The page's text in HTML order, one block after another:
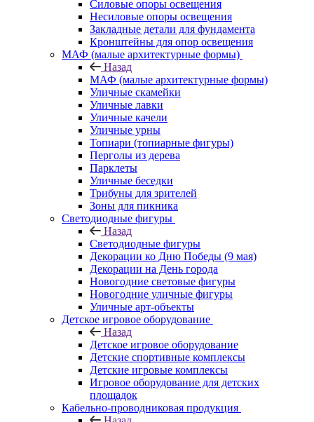
Силовые опоры освещения
Несиловые опоры освещения
Закладные детали для фундамента
Кронштейны для опор освещения
МАФ (малые архитектурные формы)
Назад
МАФ (малые архитектурные формы)
Уличные скамейки
Уличные лавки
Уличные качели
Уличные урны
Топиари (топиарные фигуры)
Перголы из дерева
Парклеты
Уличные беседки
Трибуны для зрителей
Зоны для пикника
Светодиодные фигуры
Назад
Светодиодные фигуры
Декорации ко Дню Победы (9 мая)
Декорации на День города
Новогодние световые фигуры
Новогодние уличные фигуры
Уличные арт-объекты
Детское игровое оборудование
Назад
Детское игровое оборудование
Детские спортивные комплексы
Детские игровые комплексы
Игровое оборудование для детских
площадок
Кабельно-проводниковая продукция